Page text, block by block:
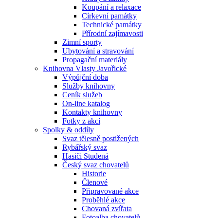
Koupání a relaxace
Církevní památky
Technické památky
Přírodní zajímavosti
Zimní sporty
Ubytování a stravování
Propagační materiály
Knihovna Vlasty Javořické
Výpůjční doba
Služby knihovny
Ceník služeb
On-line katalog
Kontakty knihovny
Fotky z akcí
Spolky & oddíly
Svaz tělesně postižených
Rybářský svaz
Hasiči Studená
Český svaz chovatelů
Historie
Členové
Připravované akce
Proběhlé akce
Chovaná zvířata